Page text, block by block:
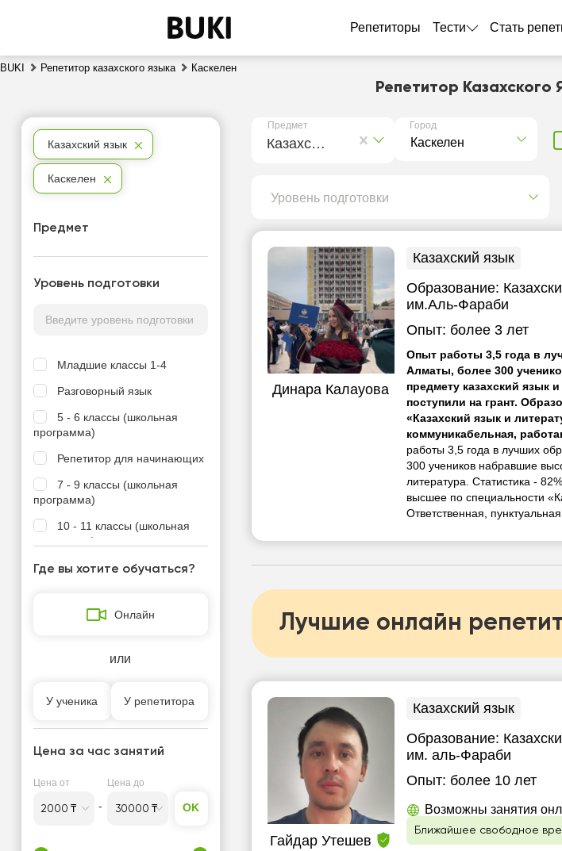
Репетиторы Тести Стать
BUKI Репетитор казахского языка Каскелен
Репетитор Казахского
Предмет
Казахский язык
Город
Уровень подготовки
Динара Калауова
Казахский язык
Образование:
им.Аль-Фараби
Опыт: более 3 лет
Опыт работы 3,5 года в
Алматы, более 300
предмету казахский язык
поступили на грант.
«Казахский язык и
коммуникабельная,
работы 3,5 года в лучших
300 учеников набравшие
литература. Статистика -
высшее по специальности
Ответственная,
Лучшие онлайн
Гайдар Утешев
Казахский язык
Образование:
им. аль-Фараби
Опыт: более 10 лет
Возможны занятия
Ближайшее свободное
Казахский язык
Каскелен
Предмет
Уровень подготовки
Младшие классы 1-4
Разговорный язык
5 - 6 классы (школьная
программа)
Репетитор для начинающих
7 - 9 классы (школьная
программа)
10 - 11 классы (школьная
программа)
Базовый уровень
Носитель языка
Подготовка к Казахско-
турецкому лицею (КТЛ)
Где вы хотите обучаться?
Онлайн
или
У ученика У репетитора
Цена за час занятий
Цена от Цена до
OK